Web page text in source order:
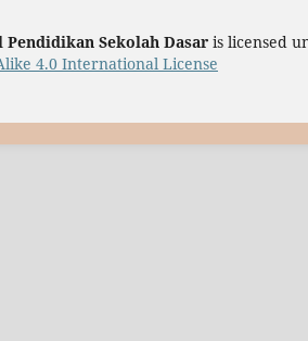
Pendidikan Sekolah Dasar is licensed
4.0 International License